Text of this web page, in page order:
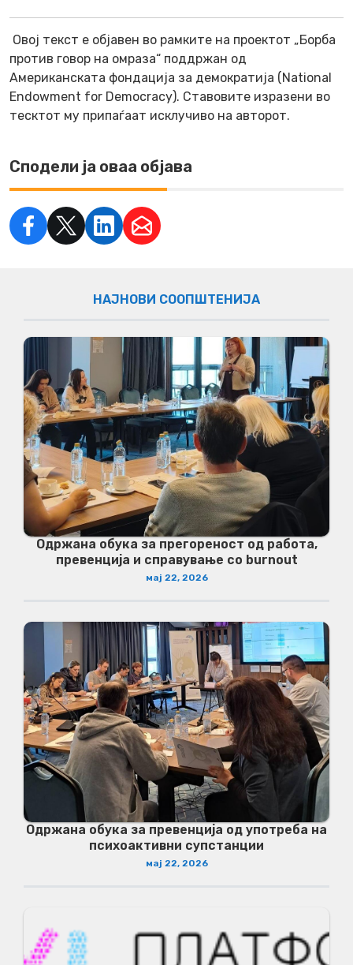
Овој текст е објавен во рамките на проектот „Борба
против говор на омраза“ поддржан од
Американската фондација за демократија (National
Endowment for Democracy). Ставовите изразени во
тесктот му припаѓаат исклучиво на авторот.
Сподели ја оваа објава
НАЈНОВИ СООПШТЕНИЈА
Одржана обука за прегореност од работа,
превенција и справување со burnout
мај 22, 2026
Одржана обука за превенција од употреба на
психоактивни супстанции
мај 22, 2026